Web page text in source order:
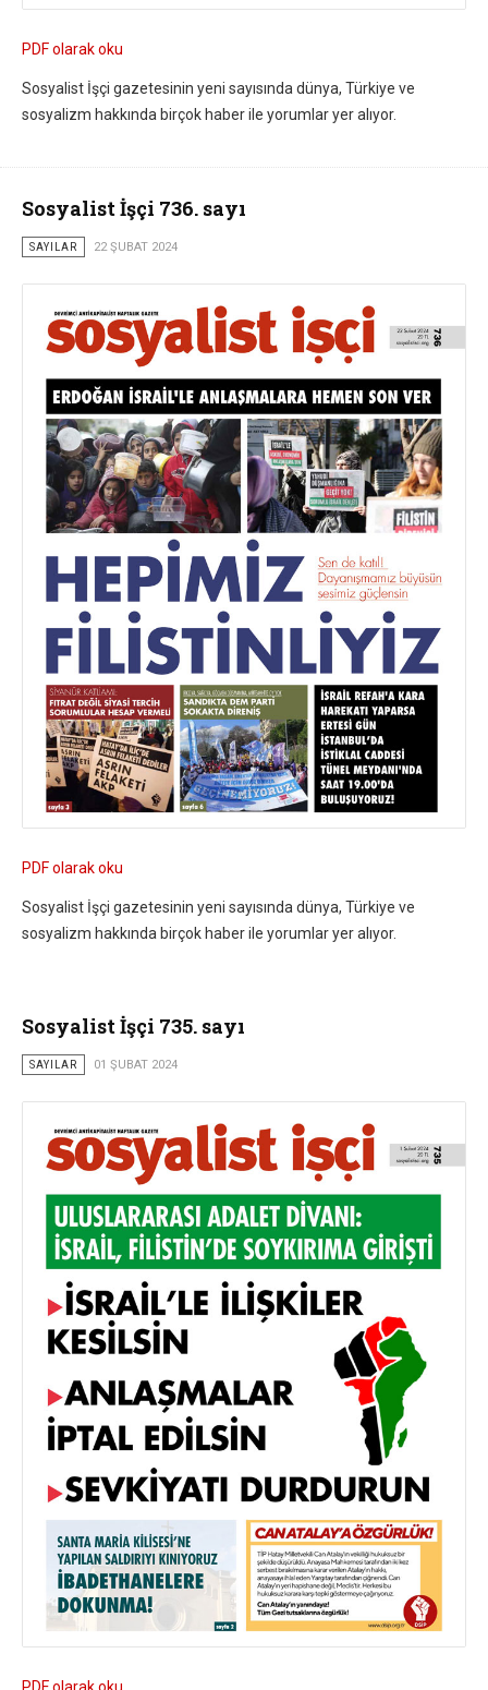
PDF olarak oku
Sosyalist İşçi gazetesinin yeni sayısında dünya, Türkiye ve
sosyalizm hakkında birçok haber ile yorumlar yer alıyor.
Sosyalist İşçi 736. sayı
SAYILAR 22 ŞUBAT 2024
PDF olarak oku
Sosyalist İşçi gazetesinin yeni sayısında dünya, Türkiye ve
sosyalizm hakkında birçok haber ile yorumlar yer alıyor.
Sosyalist İşçi 735. sayı
SAYILAR 01 ŞUBAT 2024
PDF olarak oku